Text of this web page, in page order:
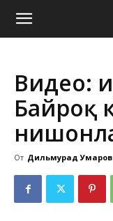
ҚИРҒИЗИСТОН
ЯНГИЛИКЛАРИ
Видео:
Байроқ
От Дильмурад Умаров